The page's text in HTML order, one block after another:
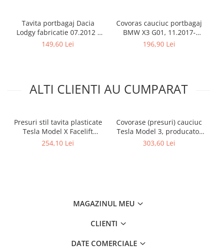
Tavita portbagaj Dacia
Lodgy fabricatie 07.2012 -
prezent (7 locuri)
149,60 Lei
Covoras cauciuc portbagaj
BMW X3 G01, 11.2017-
prezent, Rigum RKK Cehia
196,90 Lei
ALTI CLIENTI AU CUMPARAT
Presuri stil tavita plasticate
Tesla Model X Facelift
01.2021-prezent, randurile
254,10 Lei
Covorase (presuri) cauciuc
Tesla Model 3, producator
Petex Germania
303,60 Lei
MAGAZINUL MEU
CLIENTI
DATE COMERCIALE